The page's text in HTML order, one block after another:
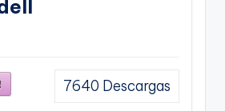
7640 Descargas